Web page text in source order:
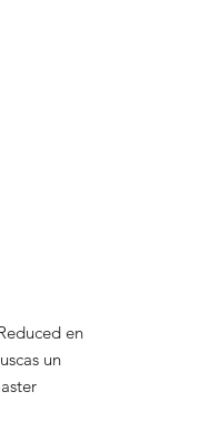
en
un